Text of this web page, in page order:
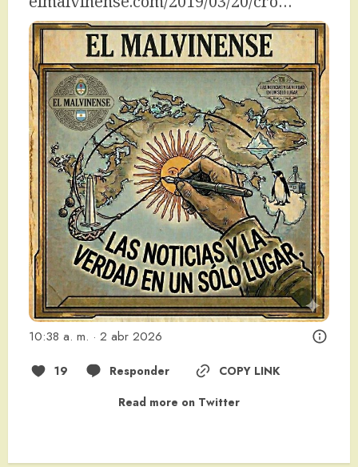
10:38 a. m. · 2 abr 2026
19 Responder
COPY LINK
Read more on Twitter